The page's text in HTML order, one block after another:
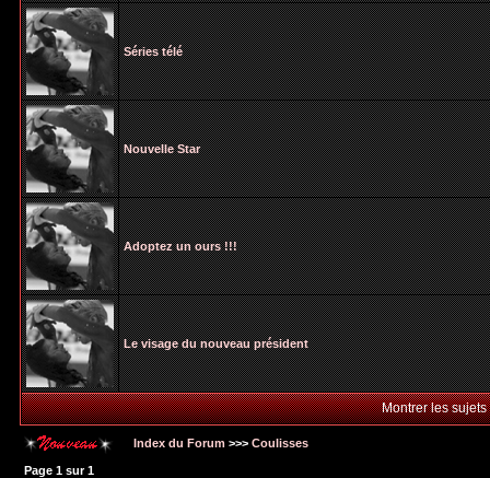
Séries télé
Nouvelle Star
Adoptez un ours !!!
Le visage du nouveau président
Montrer les
Index du Forum >>> Coulisses
Page 1 sur1